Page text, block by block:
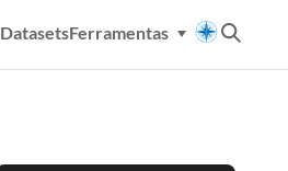
DatasetsFerramentas